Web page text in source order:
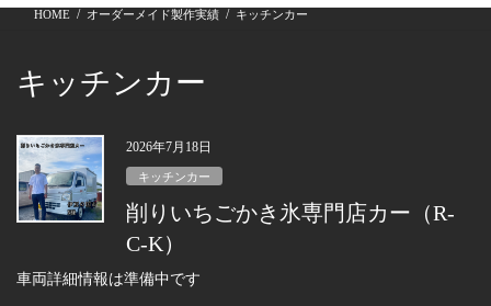
HOME オーダーメイド製作実績 キッチンカー
キッチンカー
2026年7月18日
キッチンカー
削りいちごかき氷専門店カー（R-
C-K）
車両詳細情報は準備中です